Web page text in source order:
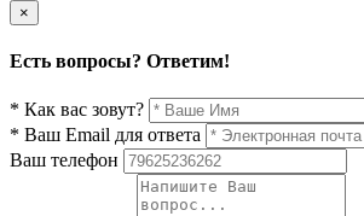
×
Есть вопросы? Ответим!
* Как вас зовут?
* Ваш Email для ответа
Ваш телефон